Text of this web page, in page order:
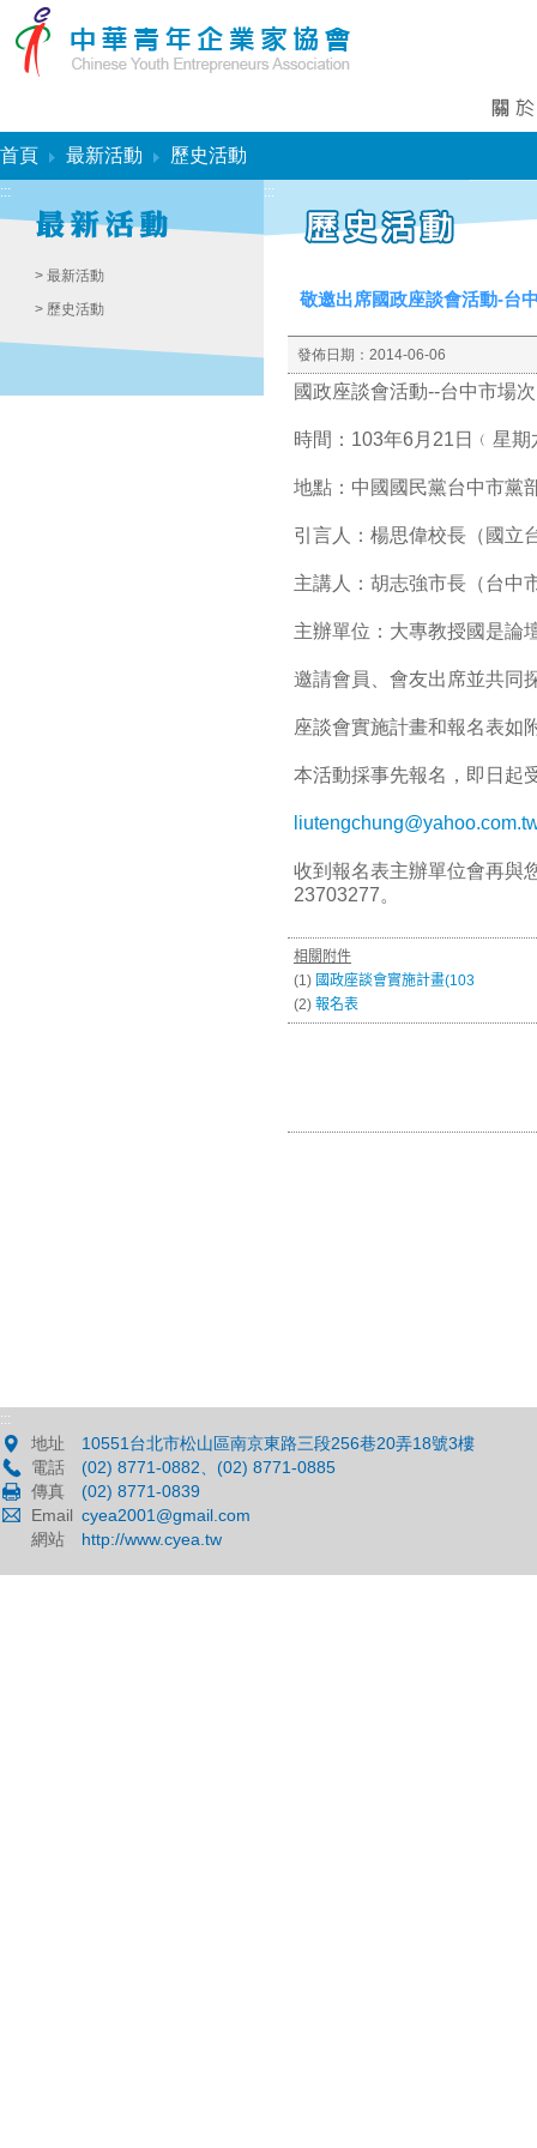
首頁 最新活動 歷史活動
:::
> 最新活動
> 歷史活動
:::
敬邀出席國政座談會活動-台
發佈日期： 2014-06-06
國政座談會活動--台中市場次
時間：103年6月21日﹙星
地點：中國國民黨台中市黨
引言人：楊思偉校長（國立
主講人：胡志強市長（台中
主辦單位：大專教授國是論
邀請會員、會友出席並共同
座談會實施計畫和報名表如
本活動採事先報名，即日起
收到報名表主辦單位會再與
23703277。
相關附件
(1) 國政座談會實施計畫(103
(2) 報名表
:::
地址
10551台北市松山區南京東路三段256巷20弄18號3樓
電話
(02) 8771-0882、(02) 8771-0885
傳真
(02) 8771-0839
Email cyea2001@gmail.com
網站
http://www.cyea.tw